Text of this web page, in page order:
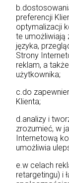
preferencji
optymalizacji
te umożliwiają
języka,
Strony
reklam, a
użytkownika;
c.do
Klienta;
d.analizy i
zrozumieć, w
Internetową
umożliwia
e.w celach
retargetingu) i